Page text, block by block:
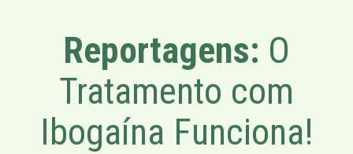
Reportagens: O
Tratamento com
Ibogaína Funciona!